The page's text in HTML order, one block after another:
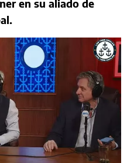
en su aliado de